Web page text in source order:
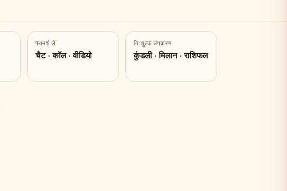
परामर्श लें
चैट · कॉल · वीडियो
निःशुल्क उपकरण
कुंडली · मिलान · राशिफल